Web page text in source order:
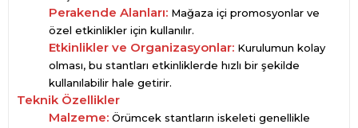
Perakende Alanları: Mağaza içi promosyonlar ve
özel etkinlikler için kullanılır.
Etkinlikler ve Organizasyonlar: Kurulumun kolay
olması, bu stantları etkinliklerde hızlı bir şekilde
kullanılabilir hale getirir.
Teknik Özellikler
Malzeme: Örümcek stantların iskeleti genellikle